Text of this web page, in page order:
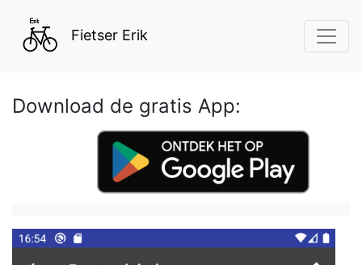
Fietser Erik
Download de gratis App: